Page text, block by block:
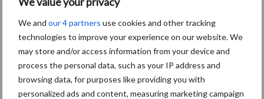
We and our 4 partners use cookies and other tracking
technologies to improve your experience on our website. We
may store and/or access information from your device and
process the personal data, such as your IP address and
browsing data, for purposes like providing you with
personalized ads and content, measuring marketing campaign
Verhaal uit de praktijk van een opdrachtgever
reclamebureau, die zijn kantoor laat schoonmaken door een
schoonmaakbedrijf. Hij had een verontrustend telefoontje